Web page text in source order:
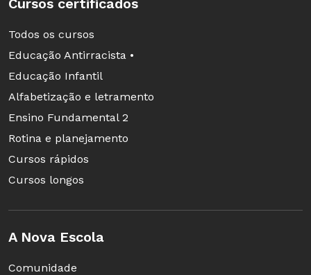
prévias, na execução das tarefas.
Acompanhar o desenvolvimento do
estudante por meio de relatórios e
registros.
Replanejar os conteúdos curriculares com
base nas devolutivas.
Consultoria:
Cursos certificados
Todos os cursos
Educação Antirracista •
Educação Infantil
Alfabetização e letramento
Ensino Fundamental 2
Rotina e planejamento
Cursos rápidos
Cursos longos
A Nova Escola
Comunidade